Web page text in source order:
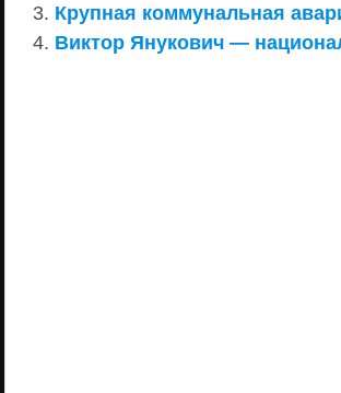
Крупная коммунальная
Виктор Янукович —